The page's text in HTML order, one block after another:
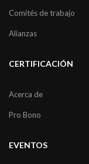
Comités de trabajo
Alianzas
CERTIFICACIÓN
Acerca de
Pro Bono
EVENTOS